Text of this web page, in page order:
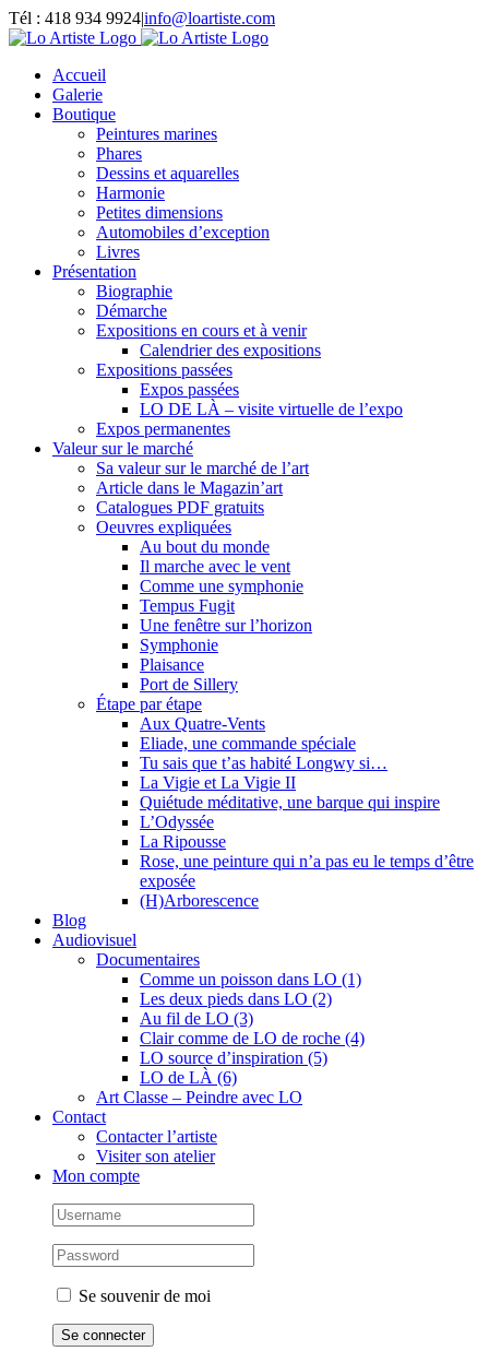
Passer
au
Tél : 418 934 9924|info@loartiste.com
Facebook
Instagram
Email
Pinterest
YouTube
Accueil
Galerie
Boutique
Peintures marines
Phares
Dessins et aquarelles
Harmonie
Petites dimensions
Automobiles d’exception
Livres
Présentation
Biographie
Démarche
Expositions en cours et à venir
Calendrier des expositions
Expositions passées
Expos passées
LO DE LÀ – visite virtuelle de l’expo
Expos permanentes
Valeur sur le marché
Sa valeur sur le marché de l’art
Article dans le Magazin’art
Catalogues PDF gratuits
Oeuvres expliquées
Au bout du monde
Il marche avec le vent
Comme une symphonie
Tempus Fugit
Une fenêtre sur l’horizon
Symphonie
Plaisance
Port de Sillery
Étape par étape
Aux Quatre-Vents
Eliade, une commande spéciale
Tu sais que t’as habité Longwy si…
La Vigie et La Vigie II
Quiétude méditative, une barque qui inspire
L’Odyssée
La Ripousse
Rose, une peinture qui n’a pas eu le temps d’être
exposée
(H)Arborescence
Blog
Audiovisuel
Documentaires
Comme un poisson dans LO (1)
Les deux pieds dans LO (2)
Au fil de LO (3)
Clair comme de LO de roche (4)
LO source d’inspiration (5)
LO de LÀ (6)
Art Classe – Peindre avec LO
Contact
Contacter l’artiste
Visiter son atelier
Mon compte
Se souvenir de moi